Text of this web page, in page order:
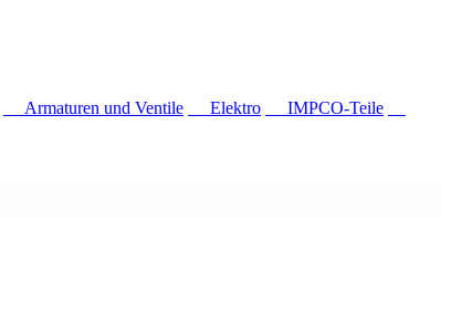
Armaturen und Ventile Elektro
IMPCO-Teile